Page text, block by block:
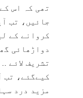
تھی کہ اس
جائیں، تب
کروانے کے
دواڑھائی
تشریف لائے
کیےگئے، تب
مزید درد